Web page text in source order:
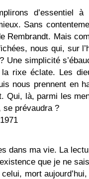
d’essentiel à
Sans
Rembrandt. Mais
nous qui, sur
Une simplicité
rixe éclate. Les
nous prennent en
Qui, là, parmi les
se prévaudra ?
dans ma vie. La
que je ne
mort